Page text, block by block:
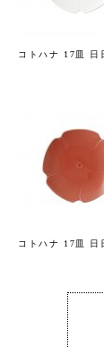
コトハナ 17皿 日
コトハナ 17皿 日